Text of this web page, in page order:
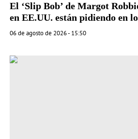
El ‘Slip Bob’ de Margot
en EE.UU. están pidiendo en
06 de agosto de 2026 - 15:50